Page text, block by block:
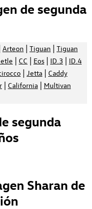
de segunda
Arteon | Tiguan | Tiguan
| CC | Eos | ID.3 | ID.4
| Jetta | Caddy
| California | Multivan
segunda
Sharan de